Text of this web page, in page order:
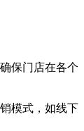
保门店在各个
模式，如线下